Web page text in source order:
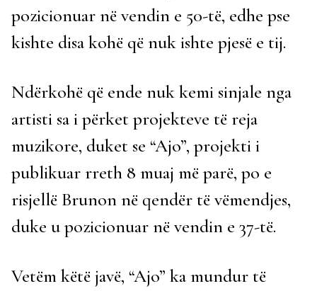
pozicionuar në vendin e 50-të, edhe pse
kishte disa kohë që nuk ishte pjesë e tij.
Ndërkohë që ende nuk kemi sinjale nga
artisti sa i përket projekteve të reja
muzikore, duket se “Ajo”, projekti i
publikuar rreth 8 muaj më parë, po e
risjellë Brunon në qendër të vëmendjes,
duke u pozicionuar në vendin e 37-të.
Vetëm këtë javë, “Ajo” ka mundur të